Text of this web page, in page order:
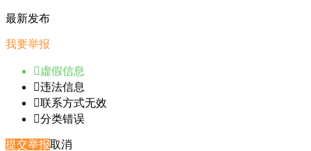
最新发布
我要举报
 虚假信息
违法信息
联系方式无效
分类错误
提交举报取消